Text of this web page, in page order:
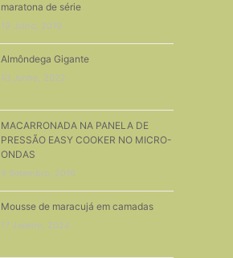
maratona de série
19 Julho, 2019
Almôndega Gigante
10 Junho, 2022
MACARRONADA NA PANELA DE
PRESSÃO EASY COOKER NO MICRO-
ONDAS
9 Setembro, 2016
Mousse de maracujá em camadas
17 Janeiro, 2024